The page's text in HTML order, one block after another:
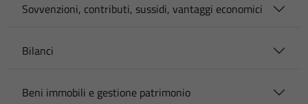
Sovvenzioni, contributi, sussidi, vantaggi economici
Bilanci
Beni immobili e gestione patrimonio